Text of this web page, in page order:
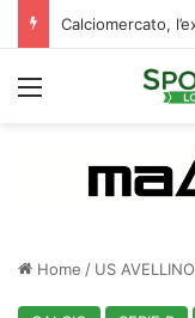
Menu
Home / US AVELLINO